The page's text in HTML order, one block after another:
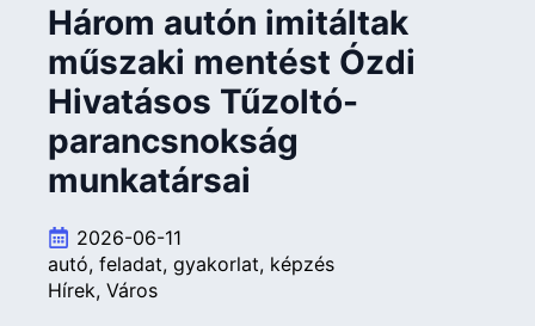
Három autón imitáltak
műszaki mentést Ózdi
Hivatásos Tűzoltó-
parancsnokság
munkatársai
2026-06-11
autó feladat gyakorlat képzés
Hírek Város